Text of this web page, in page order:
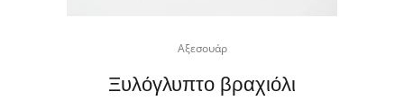
Αξεσουάρ
Ξυλόγλυπτο βραχιόλι